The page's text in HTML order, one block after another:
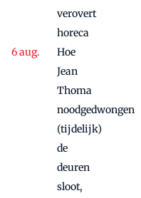
maandjeverovert
horeca
Hoe
Jean
Thoma
noodgedwongen
(tijdelijk)
de
deuren
sloot,